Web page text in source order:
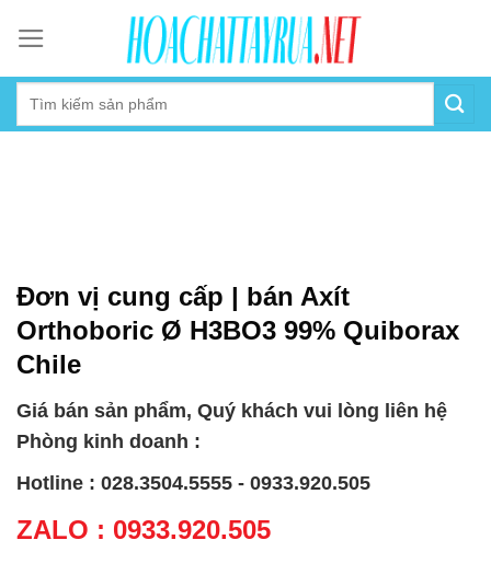
content
Đơn vị cung cấp | bán Axít
Orthoboric Ø H3BO3 99% Quiborax
Chile
Giá bán sản phẩm, Quý khách vui lòng liên hệ
Phòng kinh doanh :
Hotline : 028.3504.5555 - 0933.920.505
ZALO : 0933.920.505